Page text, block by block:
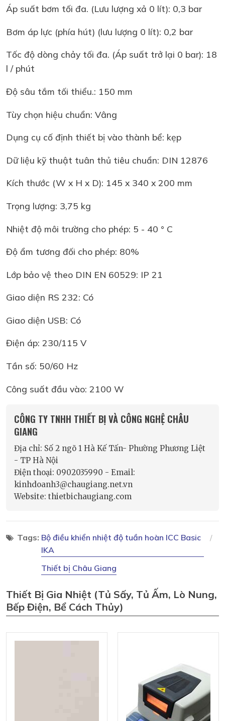
Áp suất bơm tối đa. (Lưu lượng xả 0 lít): 0,3 bar
Bơm áp lực (phía hút) (lưu lượng 0 lít): 0,2 bar
Tốc độ dòng chảy tối đa. (Áp suất trở lại 0 bar): 18
l / phút
Độ sâu tắm tối thiểu.: 150 mm
Tùy chọn hiệu chuẩn: Vâng
Dụng cụ cố định thiết bị vào thành bể: kẹp
Dữ liệu kỹ thuật tuân thủ tiêu chuẩn: DIN 12876
Kích thước (W x H x D): 145 x 340 x 200 mm
Trọng lượng: 3,75 kg
Nhiệt độ môi trường cho phép: 5 - 40 ° C
Độ ẩm tương đối cho phép: 80%
Lớp bảo vệ theo DIN EN 60529: IP 21
Giao diện RS 232: Có
Giao diện USB: Có
Điện áp: 230/115 V
Tần số: 50/60 Hz
Công suất đầu vào: 2100 W
CÔNG TY TNHH THIẾT BỊ VÀ CÔNG NGHỆ CHÂU
GIANG
Địa chỉ: Số 2 ngõ 1 Hà Kế Tấn- Phường Phương Liệt
- TP Hà Nội
Điện thoại: 0902035990 - Email:
kinhdoanh3@chaugiang.net.vn
Website: thietbichaugiang.com
Tags: Bộ điều khiển nhiệt độ tuần hoàn ICC Basic
IKA
Thiết bị Châu Giang
Thiết Bị Gia Nhiệt (tủ Sấy, Tủ Ấm, Lò Nung,
Bếp Điện, Bể Cách Thủy)